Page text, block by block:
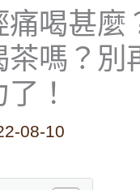
痛喝甚麼
茶嗎？別
！
08-10